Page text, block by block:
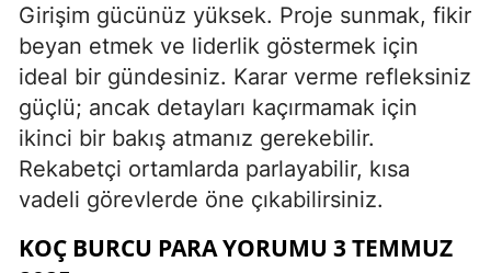
Girişim gücünüz yüksek. Proje sunmak, fikir
beyan etmek ve liderlik göstermek için
ideal bir gündesiniz. Karar verme refleksiniz
güçlü; ancak detayları kaçırmamak için
ikinci bir bakış atmanız gerekebilir.
Rekabetçi ortamlarda parlayabilir, kısa
vadeli görevlerde öne çıkabilirsiniz.
KOÇ BURCU PARA YORUMU 3 TEMMUZ